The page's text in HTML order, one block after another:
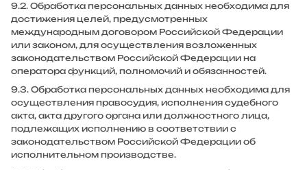
9.2. Обработка персональных данных необходима для
достижения целей, предусмотренных
международным договором Российской Федерации
или законом, для осуществления возложенных
законодательством Российской Федерации на
оператора функций, полномочий и обязанностей.
9.3. Обработка персональных данных необходима для
осуществления правосудия, исполнения судебного
акта, акта другого органа или должностного лица,
подлежащих исполнению в соответствии с
законодательством Российской Федерации об
исполнительном производстве.